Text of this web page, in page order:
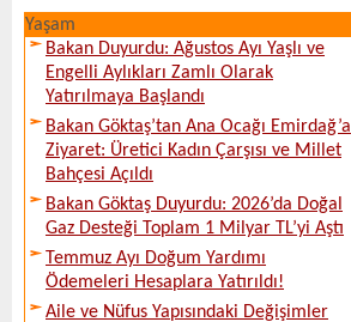
Yaşam
Bakan Duyurdu: Ağustos Ayı Yaşlı ve
Engelli Aylıkları Zamlı Olarak
Yatırılmaya Başlandı
Bakan Göktaş’tan Ana Ocağı Emirdağ’a
Ziyaret: Üretici Kadın Çarşısı ve Millet
Bahçesi Açıldı
Bakan Göktaş Duyurdu: 2026’da Doğal
Gaz Desteği Toplam 1 Milyar TL’yi Aştı
Temmuz Ayı Doğum Yardımı
Ödemeleri Hesaplara Yatırıldı!
Aile ve Nüfus Yapısındaki Değişimler